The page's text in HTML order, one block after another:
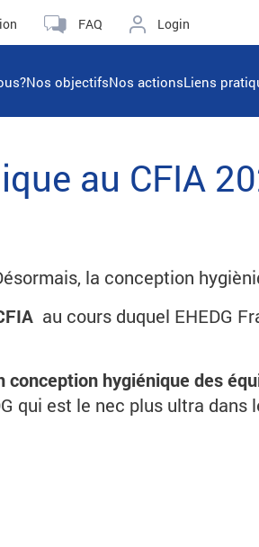
FAQ Login
Nos objectifsNos actionsLiens
au CFIA
la conception
au cours duquel EHEDG
conception hygiénique des
qui est le nec plus ultra dans